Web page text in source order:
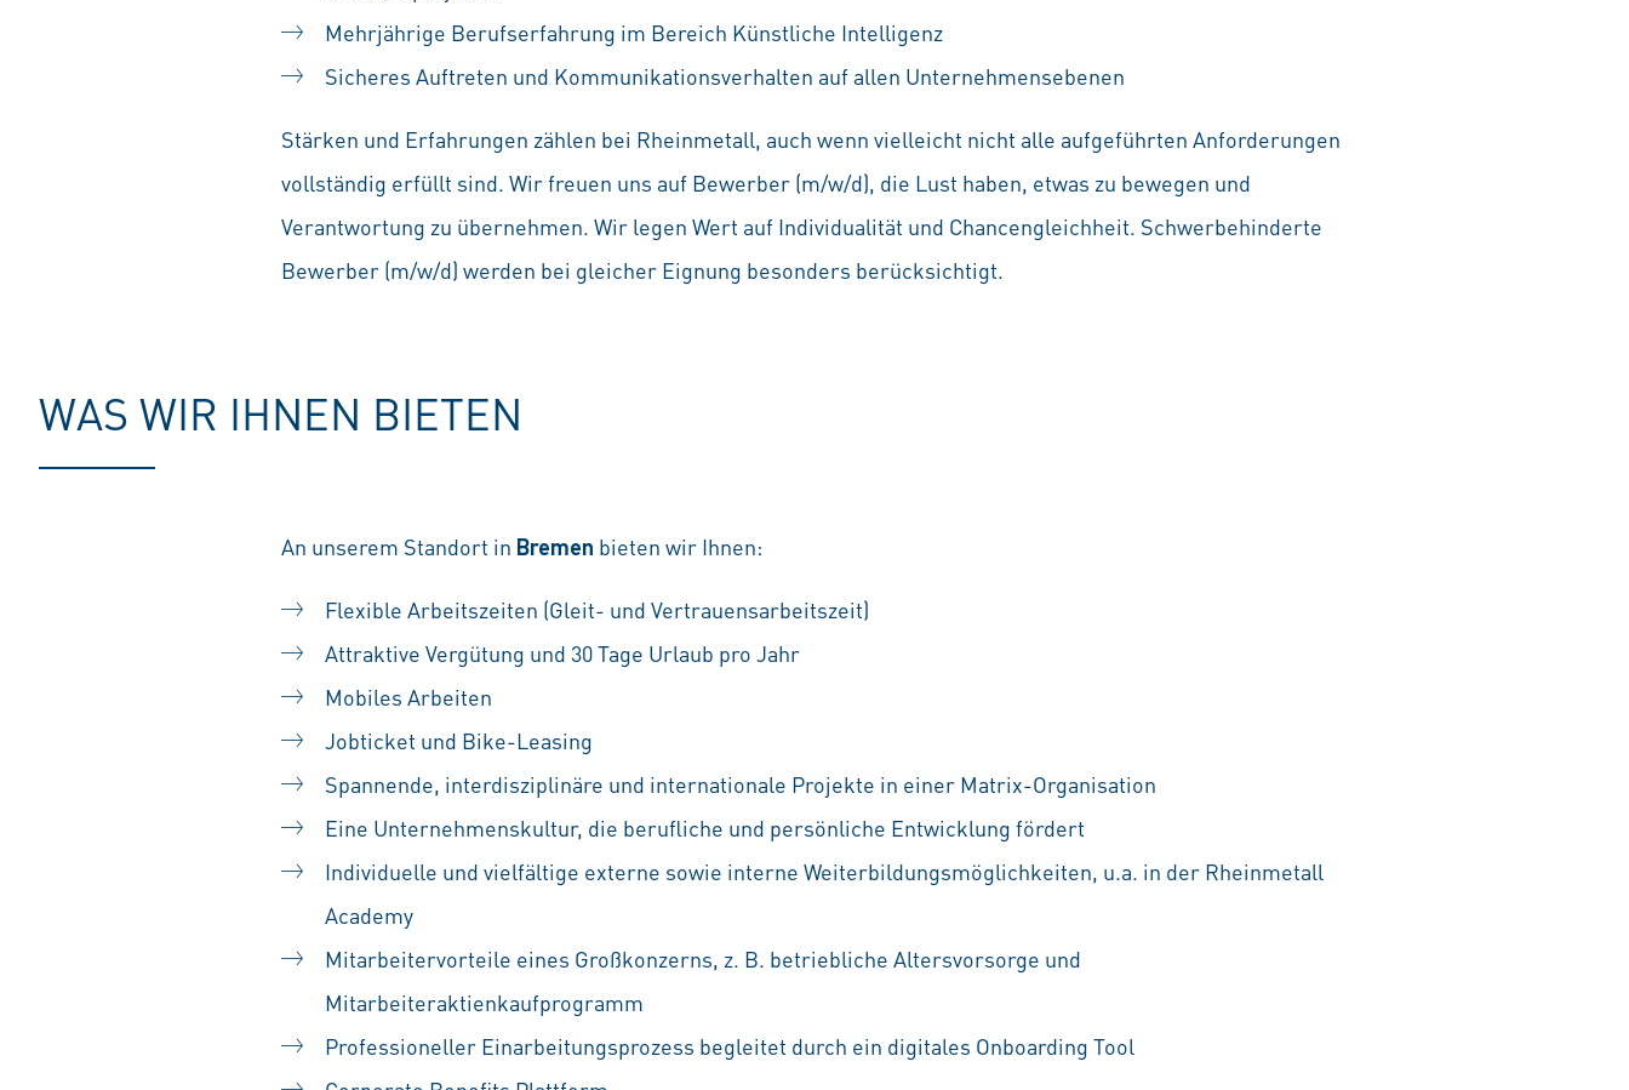
Mehrjährige Berufserfahrung im Bereich Künstliche Intelligenz
Sicheres Auftreten und Kommunikationsverhalten auf allen Unternehmensebenen
Stärken und Erfahrungen zählen bei Rheinmetall, auch wenn vielleicht nicht alle aufgeführten Anforderungen
vollständig erfüllt sind. Wir freuen uns auf Bewerber (m/w/d), die Lust haben, etwas zu bewegen und
Verantwortung zu übernehmen. Wir legen Wert auf Individualität und Chancengleichheit. Schwerbehinderte
Bewerber (m/w/d) werden bei gleicher Eignung besonders berücksichtigt.
WAS WIR IHNEN BIETEN
An unserem Standort in Bremen bieten wir Ihnen:
Flexible Arbeitszeiten (Gleit- und Vertrauensarbeitszeit)
Attraktive Vergütung und 30 Tage Urlaub pro Jahr
Mobiles Arbeiten
Jobticket und Bike-Leasing
Spannende, interdisziplinäre und internationale Projekte in einer Matrix-Organisation
Eine Unternehmenskultur, die berufliche und persönliche Entwicklung fördert
Individuelle und vielfältige externe sowie interne Weiterbildungsmöglichkeiten, u.a. in der Rheinmetall
Academy
Mitarbeitervorteile eines Großkonzerns, z. B. betriebliche Altersvorsorge und
Mitarbeiteraktienkaufprogramm
Professioneller Einarbeitungsprozess begleitet durch ein digitales Onboarding Tool